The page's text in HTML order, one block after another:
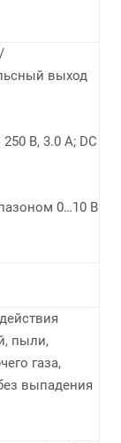
выход
В, 3.0 А; DC
0…10 В
пыли,
газа,
выпадения